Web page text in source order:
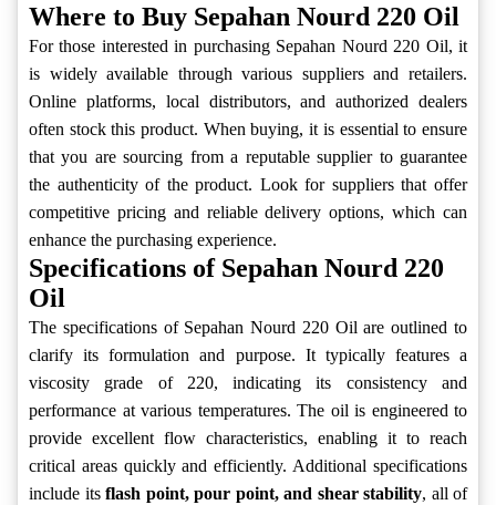
Where to Buy Sepahan Nourd 220 Oil
For those interested in purchasing Sepahan Nourd 220 Oil, it
is widely available through various suppliers and retailers.
Online platforms, local distributors, and authorized dealers
often stock this product. When buying, it is essential to ensure
that you are sourcing from a reputable supplier to guarantee
the authenticity of the product. Look for suppliers that offer
competitive pricing and reliable delivery options, which can
enhance the purchasing experience.
Specifications of Sepahan Nourd 220
Oil
The specifications of Sepahan Nourd 220 Oil are outlined to
clarify its formulation and purpose. It typically features a
viscosity grade of 220, indicating its consistency and
performance at various temperatures. The oil is engineered to
provide excellent flow characteristics, enabling it to reach
critical areas quickly and efficiently. Additional specifications
include its flash point, pour point, and shear stability, all of